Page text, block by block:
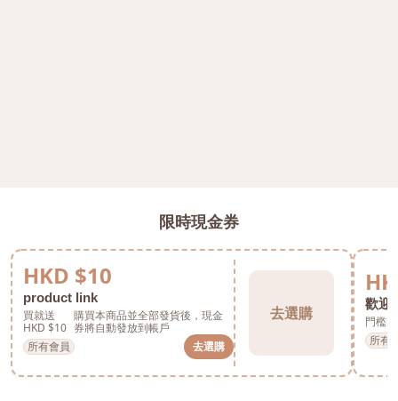
限時現金券
HKD $10
product link
買就送
HKD $10
購買本商品並全部發貨後，現金
券將自動發放到帳戶
所有會員
去選購
去選購
歡迎
門檻
所有